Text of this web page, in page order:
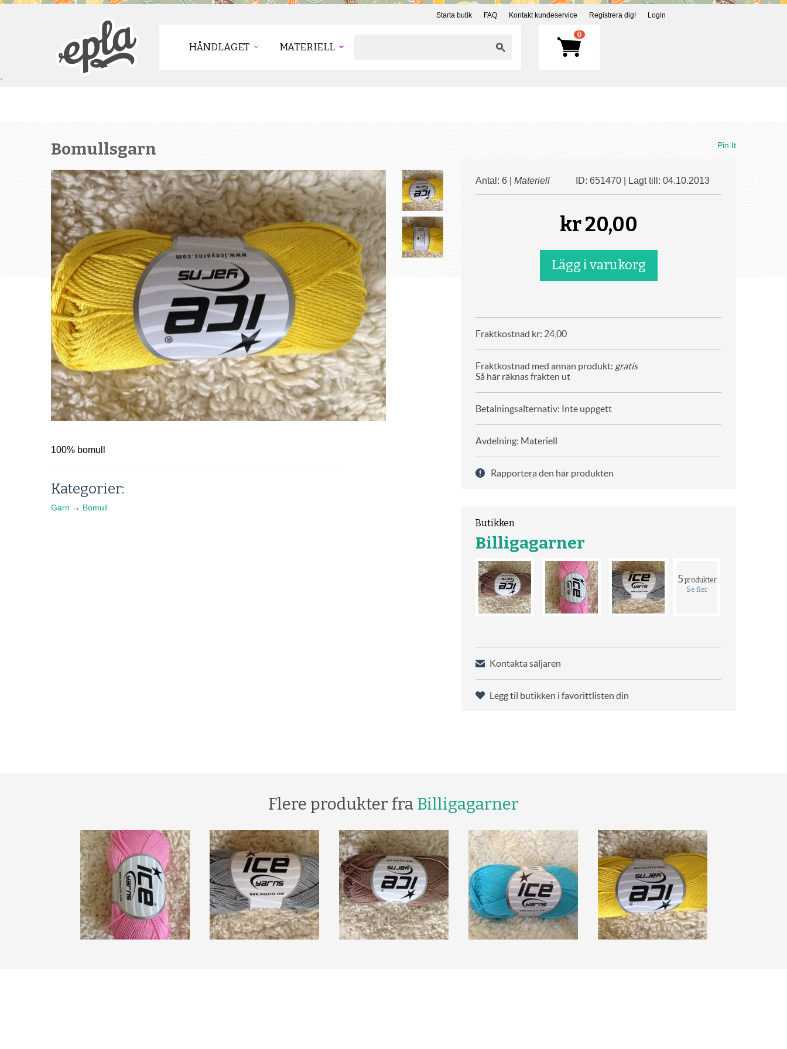
Starta butik FAQ Kontakt kundeservice Registrera dig! Login
HÅNDLAGET MATERIELL
0
`
Bomullsgarn
100% bomull
Kategorier:
Garn → Bomull
Pin It
Antal: 6 | Materiell ID: 651470 | Lagt till: 04.10.2013
kr20,00
Fraktkostnad kr: 24,00
Fraktkostnad med annan produkt: gratis
Så här räknas frakten ut
Betalningsalternativ: Inte uppgett
Avdelning: Materiell
Rapportera den här produkten
Butikken
Billigagarner
5 produkter
Se fler
Kontakta säljaren
Legg til butikken i favorittlisten din
Flere produkter fra Billigagarner